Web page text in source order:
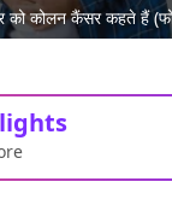
को कोलन कैंसर कहते हैं